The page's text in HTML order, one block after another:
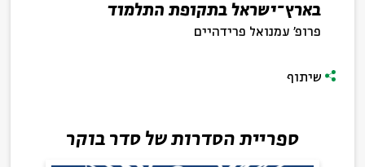
בארץ־ישראל בתקופת התלמוד
פרופ' עמנואל פרידהיים
שיתוף
ספריית הסדרות של סדר בוקר